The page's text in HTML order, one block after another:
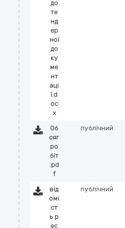
до
те
нд
ер
ної
до
ку
ме
нт
аці
ї.d
oc
x
Об
сяг
ро
біт
.pd
f
публічний
від
омі
ст
ь р
ес
публічний